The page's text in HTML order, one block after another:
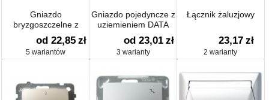
Gniazdo
bryzgoszczelne z
uziemieniem schuko
IP-44
od 22,85 zł
5 wariantów
Gniazdo pojedyncze z
uziemieniem DATA
od 23,01 zł
3 warianty
Łącznik żaluzjowy
23,17 zł
2 warianty